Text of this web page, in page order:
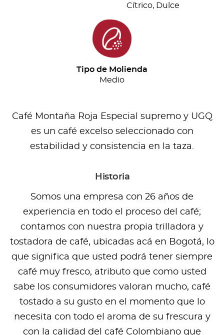
Cítrico, Dulce
Tipo de Molienda
Medio
Café Montaña Roja Especial supremo y UGQ
es un café excelso seleccionado con
estabilidad y consistencia en la taza.
Historia
Somos una empresa con 26 años de
experiencia en todo el proceso del café;
contamos con nuestra propia trilladora y
tostadora de café, ubicadas acá en Bogotá, lo
que significa que usted podrá tener siempre
café muy fresco, atributo que como usted
sabe los consumidores valoran mucho, café
tostado a su gusto en el momento que lo
necesita con todo el aroma de su frescura y
con la calidad del café Colombiano que